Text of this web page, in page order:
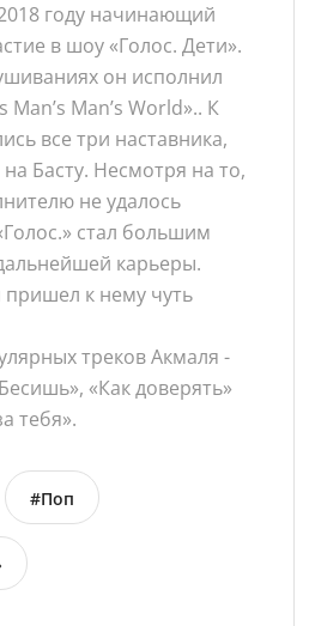
году начинающий
в шоу «Голос. Дети».
он исполнил
Man’s Man’s World».. К
все три наставника,
Басту. Несмотря на то,
не удалось
стал большим
карьеры.
к нему чуть
треков Акмаля -
«Как доверять»
тебя».
#Поп